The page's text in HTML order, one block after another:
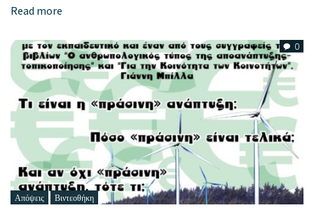
Read more
0
Απόψεις Βιντεοθήκη